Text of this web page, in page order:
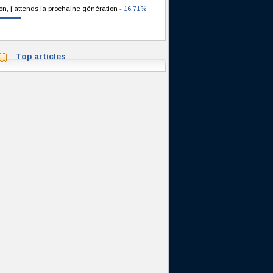
j'attends la prochaine génération - 16.71%
Top articles